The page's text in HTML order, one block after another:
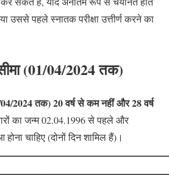
उससे पहले स्नातक परीक्षा उत्तीर्ण करने का
(01/04/2024 तक)
2024 तक) 20 वर्ष से कम नहीं और 28 वर्ष
का जन्म 02.04.1996 से पहले और
चाहिए (दोनों दिन शामिल हैं)।